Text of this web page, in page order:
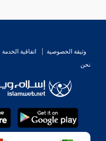
وثيقة الخصوصية اتفاقية الخدمة
نحن